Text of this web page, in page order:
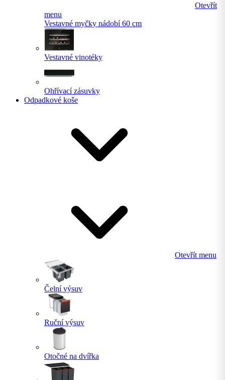
Otevřít
menu
Vestavné myčky nádobí 60 cm
Vestavné vinotéky
Ohřívací zásuvky
Odpadkové koše
Otevřít menu
Čelní výsuv
Ruční výsuv
Otočné na dvířka